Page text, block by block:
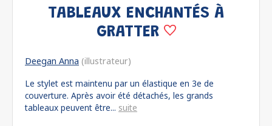
TABLEAUX ENCHANTÉS À
GRATTER
Deegan Anna (illustrateur)
Le stylet est maintenu par un élastique en 3e de
couverture. Après avoir été détachés, les grands
tableaux peuvent être... suite